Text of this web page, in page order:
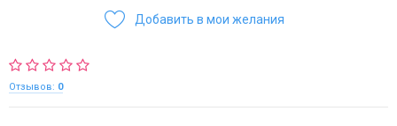
Добавить в мои желания
Отзывов: 0